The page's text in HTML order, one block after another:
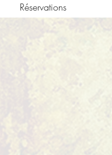
Réservations